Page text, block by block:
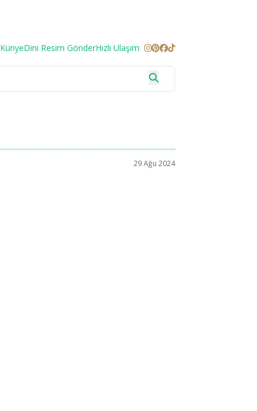
KünyeDini Resim GönderHızlı Ulaşım
29 Ağu 2024